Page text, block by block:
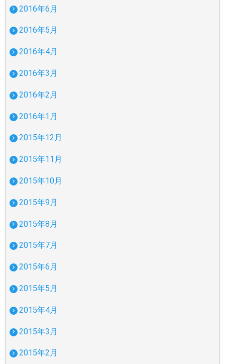
2016年6月
2016年5月
2016年4月
2016年3月
2016年2月
2016年1月
2015年12月
2015年11月
2015年10月
2015年9月
2015年8月
2015年7月
2015年6月
2015年5月
2015年4月
2015年3月
2015年2月